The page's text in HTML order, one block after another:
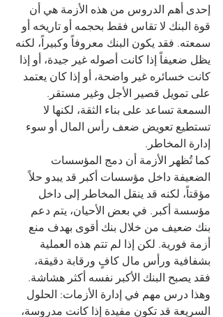
إحدى أهم الدروس من هذه الأزمة هي أن
قوة البنك لا تقاس فقط بحجمه أو تاريخه أو
سمعته. فقد يكون البنك معروفاً وكبيراً، لكنه
يظل ضعيفاً إذا كانت أصوله غير جيدة، أو إذا
كانت خسائره غير واضحة، أو إذا كان يعتمد
على تمويل قصير الأجل وغير مستقر.
السمعة تساعد على بناء الثقة، لكنها لا
تستطيع تعويض ضعف رأس المال أو سوء
إدارة المخاطر.
كما تُظهر الأزمة أن دمج المؤسسات
الضعيفة داخل مؤسسات أكبر قد يبدو حلاً
مؤقتاً، لكنه قد ينقل المخاطر إلى داخل
مؤسسة أكبر. في بعض الأحيان، يتم دعم
بنك ضعيف من خلال بنك أقوى بهدف منع
أزمة فورية. لكن إذا لم تتم هذه العملية
بشفافية ورأس مال كافٍ ورقابة دقيقة،
فقد يصبح البنك الأكبر نفسه أكثر هشاشة.
وهذا درس مهم في إدارة الأزمات: الحلول
السريعة قد تكون مفيدة إذا كانت مدروسة،